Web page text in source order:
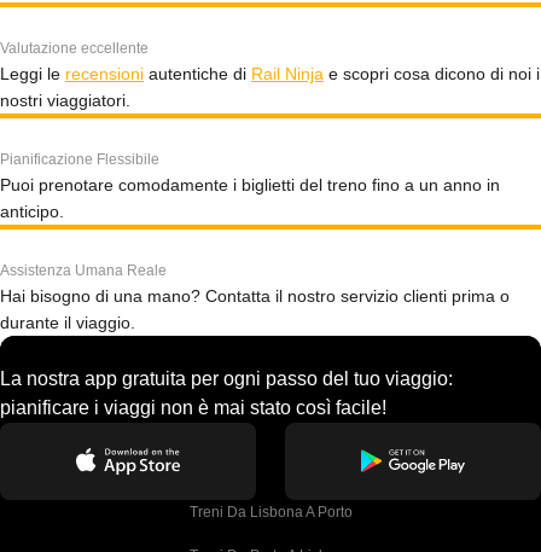
Valutazione eccellente
Leggi le recensioni autentiche di Rail Ninja e scopri cosa dicono di noi i
nostri viaggiatori.
Pianificazione Flessibile
Puoi prenotare comodamente i biglietti del treno fino a un anno in
anticipo.
Assistenza Umana Reale
Hai bisogno di una mano? Contatta il nostro servizio clienti prima o
durante il viaggio.
La nostra app gratuita per ogni passo del tuo viaggio:
pianificare i viaggi non è mai stato così facile!
Treni Da Lisbona A Porto